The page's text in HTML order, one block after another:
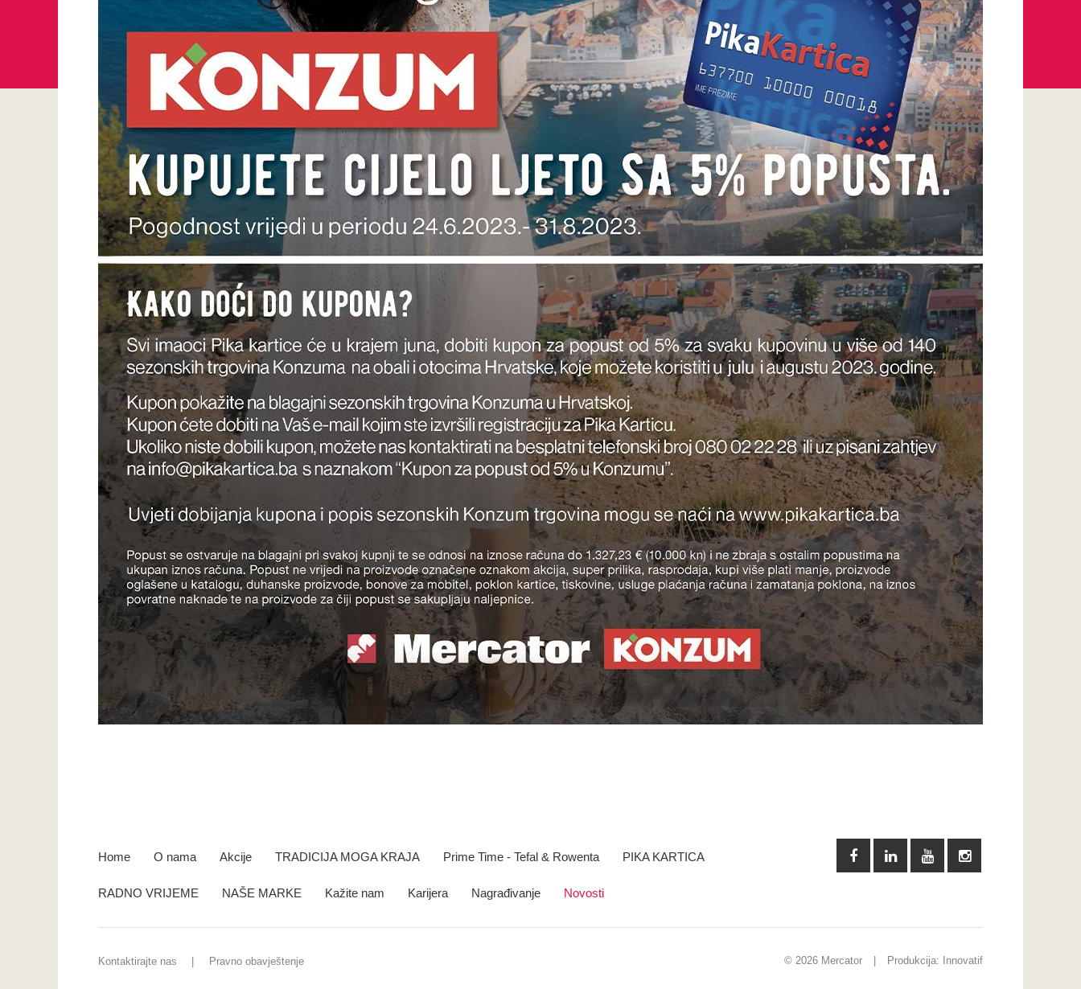
Home O nama Akcije TRADICIJA MOGA KRAJA Prime Time - Tefal & Rowenta PIKA KARTICA
RADNO VRIJEME NAŠE MARKE Kažite nam Karijera Nagrađivanje Novosti
Kontaktirajte nas Pravno obavještenje © 2026 Mercator Produkcija: Innovatif